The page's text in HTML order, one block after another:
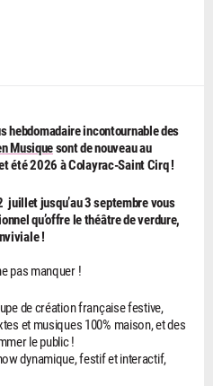
hebdomadaire incontournable des
Musiquesont de nouveau au
été 2026 à Colayrac-Saint Cirq !
juillet jusqu’au 3 septembre vous
qu’offre le théâtre de verdure,
!
pas manquer !
de création française festive,
et musiques 100% maison, et des
le public !
dynamique, festif et interactif,